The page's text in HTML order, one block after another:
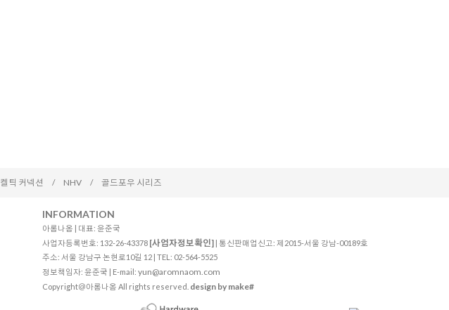
켈틱 커넥션 / NHV / 골드포우 시리즈
INFORMATION
아롬나옴 | 대표: 윤준국
사업자등록번호: 132-26-43378 [사업자정보확인] | 통신판매업신고: 제2015-서울 강남-00189호
주소: 서울 강남구 논현로10길 12 | TEL: 02-564-5525
정보책임자: 윤준국 | E-mail: yun@aromnaom.com
Copyright＠아롬나옴 All rights reserved. design by make#